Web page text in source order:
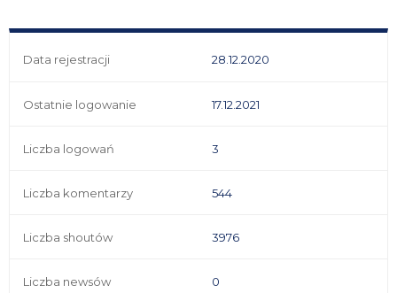
Data rejestracji 28.12.2020
Ostatnie logowanie 17.12.2021
Liczba logowań 3
Liczba komentarzy 544
Liczba shoutów 3976
Liczba newsów 0